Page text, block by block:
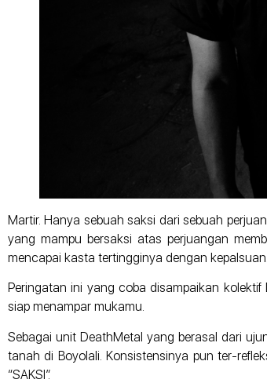
Martir. Hanya sebuah saksi dari sebuah
yang mampu bersaksi atas perjuangan
mencapai kasta tertingginya dengan kepalsuan.
Peringatan ini yang coba disampaikan
siap menampar mukamu.
Sebagai unit DeathMetal yang berasal dari
tanah di Boyolali. Konsistensinya pun ter-
“SAKSI”.